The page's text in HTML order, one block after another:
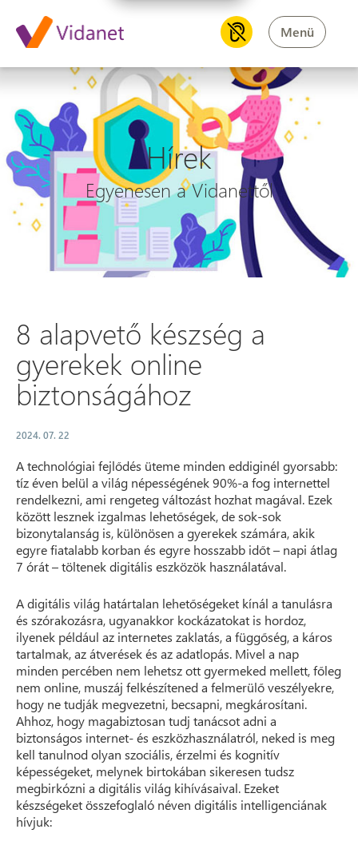
Menü
Hírek
Egyenesen a Vidanettől
8 alapvető készség a
gyerekek online
biztonságához
2024. 07. 22
A technológiai fejlődés üteme minden eddiginél gyorsabb:
tíz éven belül a világ népességének 90%-a fog internettel
rendelkezni, ami rengeteg változást hozhat magával. Ezek
között lesznek izgalmas lehetőségek, de sok-sok
bizonytalanság is, különösen a gyerekek számára, akik
egyre fiatalabb korban és egyre hosszabb időt – napi átlag
7 órát – töltenek digitális eszközök használatával.
A digitális világ határtalan lehetőségeket kínál a tanulásra
és szórakozásra, ugyanakkor kockázatokat is hordoz,
ilyenek például az internetes zaklatás, a függőség, a káros
tartalmak, az átverések és az adatlopás. Mivel a nap
minden percében nem lehetsz ott gyermeked mellett, főleg
nem online, muszáj felkészítened a felmerülő veszélyekre,
hogy ne tudják megvezetni, becsapni, megkárosítani.
Ahhoz, hogy magabiztosan tudj tanácsot adni a
biztonságos internet- és eszközhasználatról, neked is meg
kell tanulnod olyan szociális, érzelmi és kognitív
képességeket, melynek birtokában sikeresen tudsz
megbirkózni a digitális világ kihívásaival. Ezeket
készségeket összefoglaló néven digitális intelligenciának
hívjuk: